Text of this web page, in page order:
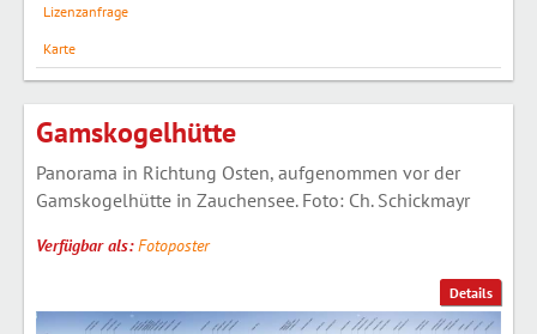
Lizenzanfrage
Karte
Details
Gamskogelhütte
Panorama in Richtung Osten, aufgenommen vor der
Gamskogelhütte in Zauchensee. Foto: Ch. Schickmayr
Verfügbar als:Fotoposter